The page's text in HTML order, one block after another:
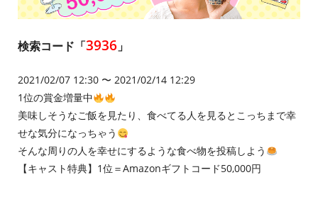
検索コード「3936 」
2021/02/07 12:30 〜 2021/02/14 12:29
1位の賞金増量中
美味しそうなご飯を見たり、食べてる人を見るとこっちまで幸
せな気分になっちゃう
そんな周りの人を幸せにするような食べ物を投稿しよう
【キャスト特典】1位＝Amazonギフトコード50,000円